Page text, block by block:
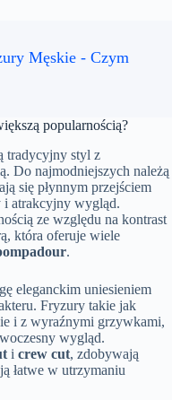
Męskie - Czym
popularnością?
tradycyjny styl z
Do najmodniejszych należą
się płynnym przejściem
i atrakcyjny wygląd.
ze względu na kontrast
która oferuje wiele
.
eleganckim uniesieniem
Fryzury takie jak
i z wyraźnymi grzywkami,
wygląd.
i crew cut, zdobywają
łatwe w utrzymaniu